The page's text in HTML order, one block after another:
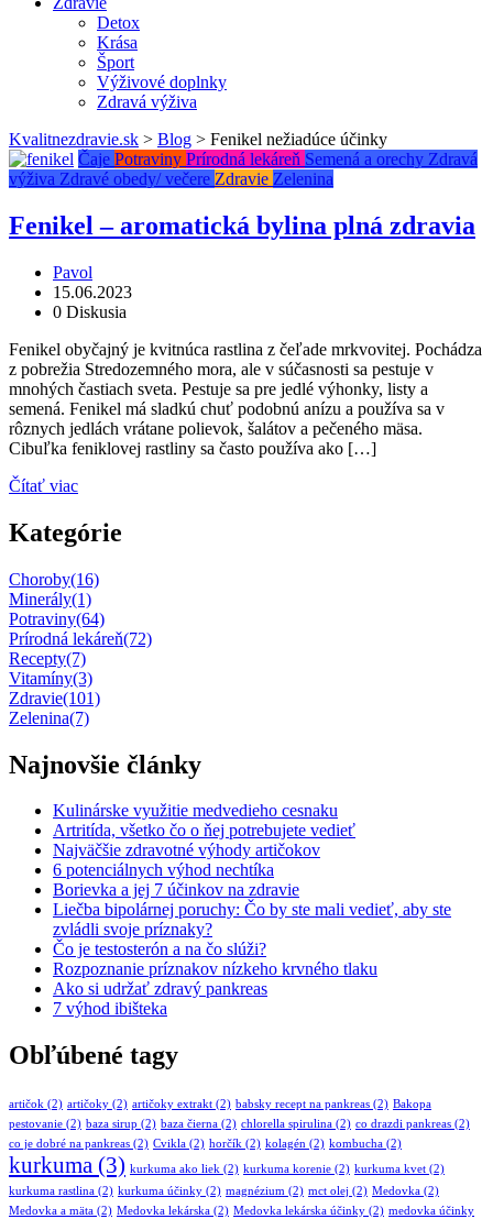
Detox
Krása
Šport
Výživové doplnky
Zdravá výživa
Kvalitnezdravie.sk > Blog > Fenikel nežiadúce účinky
Čaje Potraviny Prírodná lekáreň Semená a orechy Zdravá
výživa Zdravé obedy/ večere Zdravie Zelenina
Fenikel – aromatická bylina plná zdravia
Pavol
15.06.2023
0 Diskusia
Fenikel obyčajný je kvitnúca rastlina z čeľade mrkvovitej. Pochádza
z pobrežia Stredozemného mora, ale v súčasnosti sa pestuje v
mnohých častiach sveta. Pestuje sa pre jedlé výhonky, listy a
semená. Fenikel má sladkú chuť podobnú anízu a používa sa v
rôznych jedlách vrátane polievok, šalátov a pečeného mäsa.
Cibuľka feniklovej rastliny sa často používa ako […]
Čítať viac
Kategórie
Choroby(16)
Minerály(1)
Potraviny(64)
Prírodná lekáreň(72)
Recepty(7)
Vitamíny(3)
Zdravie(101)
Zelenina(7)
Najnovšie články
Kulinárske využitie medvedieho cesnaku
Artritída, všetko čo o ňej potrebujete vedieť
Najväčšie zdravotné výhody artičokov
6 potenciálnych výhod nechtíka
Borievka a jej 7 účinkov na zdravie
Liečba bipolárnej poruchy: Čo by ste mali vedieť, aby ste
zvládli svoje príznaky?
Čo je testosterón a na čo slúži?
Rozpoznanie príznakov nízkeho krvného tlaku
Ako si udržať zdravý pankreas
7 výhod ibišteka
Obľúbené tagy
artičok (2) artičoky (2) artičoky extrakt (2) babsky recept na pankreas (2) Bakopa
pestovanie (2) baza sirup (2) baza čierna (2) chlorella spirulina (2) co drazdi pankreas (2)
co je dobré na pankreas (2) Cvikla (2) horčík (2) kolagén (2) kombucha (2)
kurkuma (3) kurkuma ako liek (2) kurkuma korenie (2) kurkuma kvet (2)
kurkuma rastlina (2) kurkuma účinky (2) magnézium (2) mct olej (2) Medovka (2)
Medovka a mäta (2) Medovka lekárska (2) Medovka lekárska účinky (2) medovka účinky